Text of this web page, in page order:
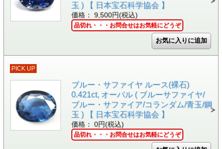
玉 ) 【 日本宝石科学協会 】
価格： 9,500円(税込)
品切れ・・・お問合せはお気軽にどうぞ
PICK UP
ブルー・サファイヤ ルース(裸石)
0.421ct, オーバル ( ブルーサファイヤ/
ブルー・サファイア/コランダム/青玉/鋼
玉 ) 【 日本宝石科学協会 】
価格： 0円(税込)
品切れ・・・お問合せはお気軽にどうぞ